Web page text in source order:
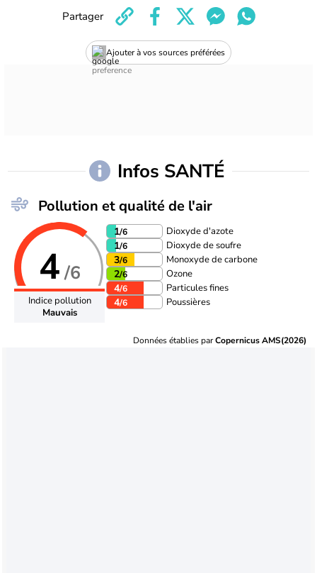
Ajouter à vos sources préférées
Partager
Infos SANTÉ
Pollution et qualité de l'air
4/6
Indice pollution
Mauvais
1/6 Dioxyde d'azote
1/6 Dioxyde de soufre
3/6 Monoxyde de carbone
2/6 Ozone
4/6 Particules fines
4/6 Poussières
Données établies parCopernicus AMS(2026)